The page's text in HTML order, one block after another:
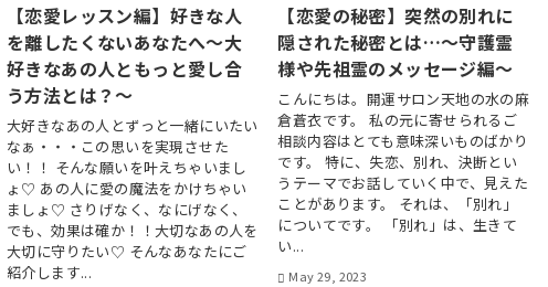
【恋愛レッスン編】好きな人
を離したくないあなたへ～大
好きなあの人ともっと愛し合
う方法とは？～
大好きなあの人とずっと一緒にいたい
なぁ・・・この思いを実現させた
い！！ そんな願いを叶えちゃいまし
ょ♡ あの人に愛の魔法をかけちゃい
ましょ♡ さりげなく、なにげなく、
でも、効果は確か！！大切なあの人を
大切に守りたい♡ そんなあなたにご
紹介します...
【恋愛の秘密】突然の別れに
隠された秘密とは…～守護霊
様や先祖霊のメッセージ編～
こんにちは。開運サロン天地の水の麻
倉蒼衣です。 私の元に寄せられるご
相談内容はとても意味深いものばかり
です。 特に、失恋、別れ、決断とい
うテーマでお話していく中で、見えた
ことがあります。 それは、「別れ」
についてです。 「別れ」は、生きて
い...
May 29, 2023